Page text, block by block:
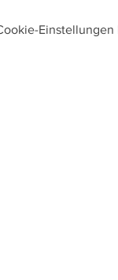
Einstellungen